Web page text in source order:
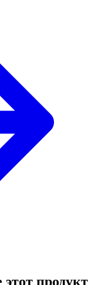
продукт